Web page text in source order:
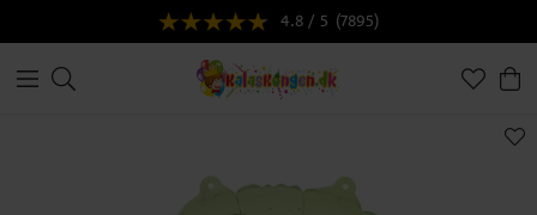
4.8 / 5 (7895)